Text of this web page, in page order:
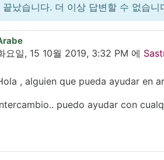
끝났습니다. 더 이상 답변할 수 없습니
요일, 15 10월 2019, 3:32 PM 에
of replies: 0
, alguien que pueda ayudar en
puedo ayudar con